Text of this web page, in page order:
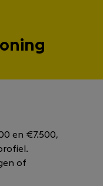
en €7.500,
of